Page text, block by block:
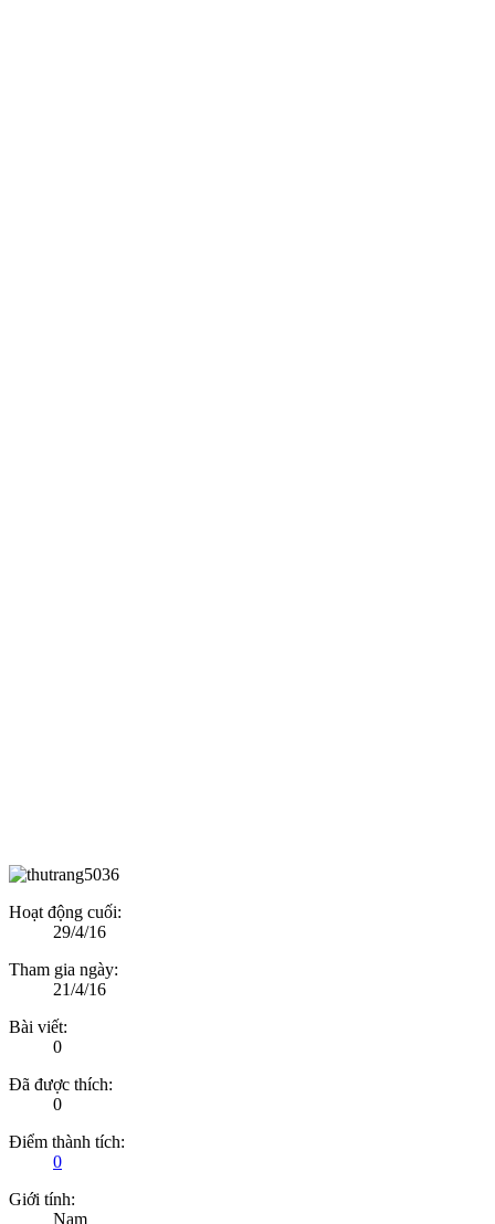
Hoạt động cuối:
29/4/16
Tham gia ngày:
21/4/16
Bài viết:
0
Đã được thích:
0
Điểm thành tích:
0
Giới tính:
Nam